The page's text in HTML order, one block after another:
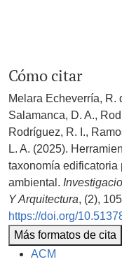
Cómo citar
Melara Echeverría, R.
Salamanca, D. A.,
Rodríguez, R. I.,
L. A. (2025).
taxonomía
ambiental.
Y Arquitectura, (2),
https://doi.org/
Más formatos de cita
ACM